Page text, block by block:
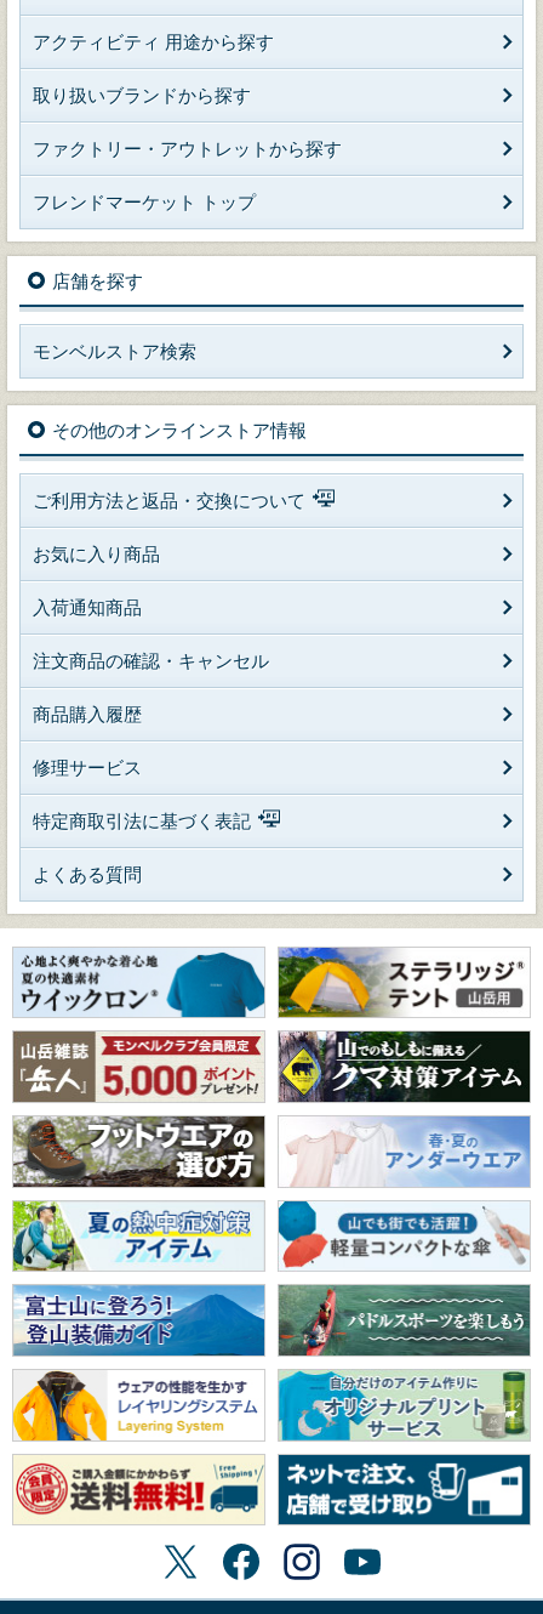
アクティビティ 用途から探す
取り扱いブランドから探す
ファクトリー・アウトレットから探す
フレンドマーケット トップ
店舗を探す
モンベルストア検索
その他のオンラインストア情報
ご利用方法と返品・交換について
お気に入り商品
入荷通知商品
注文商品の確認・キャンセル
商品購入履歴
修理サービス
特定商取引法に基づく表記
よくある質問